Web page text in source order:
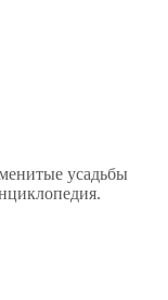
усадьбы